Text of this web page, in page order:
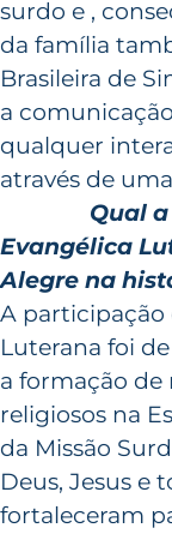
surdo e ,
da família
Brasileira de
a
qualquer
através de
Qual a
Evangélica
Alegre na
A participação
Luterana foi
a formação de
religiosos na
da Missão
Deus, Jesus e
fortaleceram